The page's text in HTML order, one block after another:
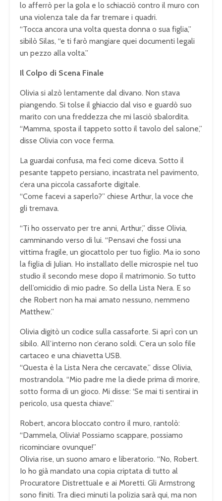
lo afferrò per la gola e lo schiacciò contro il muro con
una violenza tale da far tremare i quadri.
“Tocca ancora una volta questa donna o sua figlia,”
sibilò Silas, “e ti farò mangiare quei documenti legali
un pezzo alla volta.”
Il Colpo di Scena Finale
Olivia si alzò lentamente dal divano. Non stava
piangendo. Si tolse il ghiaccio dal viso e guardò suo
marito con una freddezza che mi lasciò sbalordita.
“Mamma, sposta il tappeto sotto il tavolo del salone,”
disse Olivia con voce ferma.
La guardai confusa, ma feci come diceva. Sotto il
pesante tappeto persiano, incastrata nel pavimento,
c’era una piccola cassaforte digitale.
“Come facevi a saperlo?” chiese Arthur, la voce che
gli tremava.
“Ti ho osservato per tre anni, Arthur,” disse Olivia,
camminando verso di lui. “Pensavi che fossi una
vittima fragile, un giocattolo per tuo figlio. Ma io sono
la figlia di Julian. Ho installato delle microspie nel tuo
studio il secondo mese dopo il matrimonio. So tutto
dell’omicidio di mio padre. So della Lista Nera. E so
che Robert non ha mai amato nessuno, nemmeno
Matthew.”
Olivia digitò un codice sulla cassaforte. Si aprì con un
sibilo. All’interno non c’erano soldi. C’era un solo file
cartaceo e una chiavetta USB.
“Questa è la Lista Nera che cercavate,” disse Olivia,
mostrandola. “Mio padre me la diede prima di morire,
sotto forma di un gioco. Mi disse: ‘Se mai ti sentirai in
pericolo, usa questa chiave’.”
Robert, ancora bloccato contro il muro, rantolò:
“Dammela, Olivia! Possiamo scappare, possiamo
ricominciare ovunque!”
Olivia rise, un suono amaro e liberatorio. “No, Robert.
Io ho già mandato una copia criptata di tutto al
Procuratore Distrettuale e ai Moretti. Gli Armstrong
sono finiti. Tra dieci minuti la polizia sarà qui, ma non